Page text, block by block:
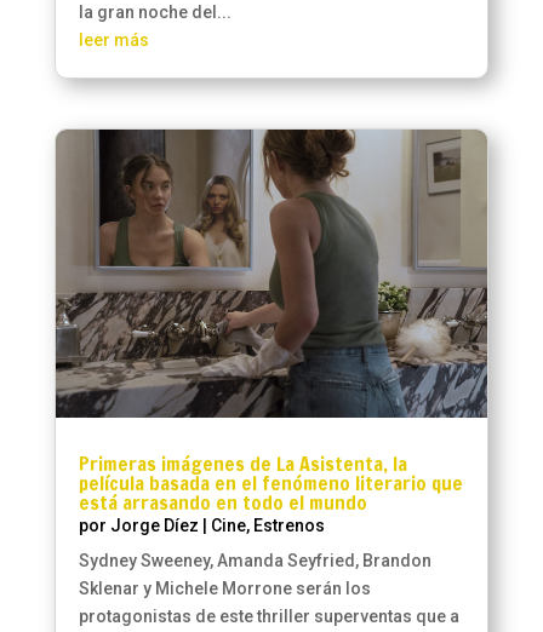
la gran noche del...
leer más
Primeras imágenes de La Asistenta, la
película basada en el fenómeno literario que
está arrasando en todo el mundo
por Jorge Díez Cine, Estrenos
Sydney Sweeney, Amanda Seyfried, Brandon
Sklenar y Michele Morrone serán los
protagonistas de este thriller superventas que a